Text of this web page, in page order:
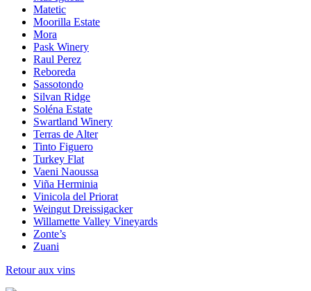
Matetic
Moorilla Estate
Mora
Pask Winery
Raul Perez
Reboreda
Sassotondo
Silvan Ridge
Soléna Estate
Swartland Winery
Terras de Alter
Tinto Figuero
Turkey Flat
Vaeni Naoussa
Viña Herminia
Vinicola del Priorat
Weingut Dreissigacker
Willamette Valley Vineyards
Zonte’s
Zuani
Retour aux vins